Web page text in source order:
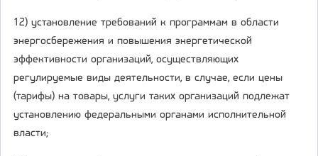
12) установление требований к программам в области
энергосбережения и повышения энергетической
эффективности организаций, осуществляющих
регулируемые виды деятельности, в случае, если цены
(тарифы) на товары, услуги таких организаций подлежат
установлению федеральными органами исполнительной
власти;